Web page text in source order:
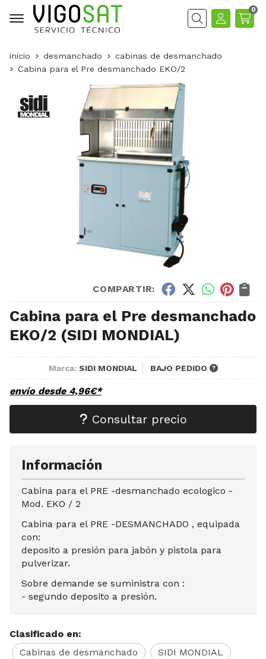
Buscar
0
inicio desmanchado
cabinas de desmanchado
Cabina para el Pre desmanchado EKO/2
COMPARTIR:
Cabina para el Pre desmanchado
EKO/2 (SIDI MONDIAL)
Marca: SIDI MONDIAL BAJO PEDIDO
envío desde 4,96€*
Consultar precio
Información
Cabina para el PRE -desmanchado ecologico -
Mod. EKO / 2
Cabina para el PRE -DESMANCHADO , equipada
con:
deposito a presión para jabón y pistola para
pulverizar.
Sobre demande se suministra con :
- segundo deposito a presión.
Clasificado en:
Cabinas de desmanchado
SIDI MONDIAL